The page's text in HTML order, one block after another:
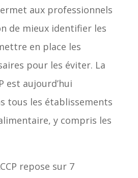
aux professionnels
de mieux identifier les
en place les
pour les éviter. La
est aujourd’hui
tous les établissements
y compris les
repose sur 7